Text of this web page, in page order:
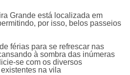
Grande está localizada em
por isso, belos passeios
férias para se refrescar nas
à sombra das inúmeras
se com os diversos
na vila